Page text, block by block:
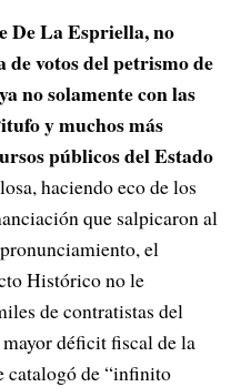
La Espriella, no
votos del petrismo de
no solamente con las
y muchos más
públicos del Estado
haciendo eco de los
que salpicaron al
el
Histórico no le
de contratistas del
déficit fiscal de la
catalogó de “infinito